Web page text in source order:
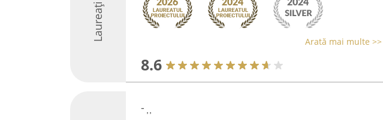
Laureați Arată mai multe >>
8.6
- ̦ ̦